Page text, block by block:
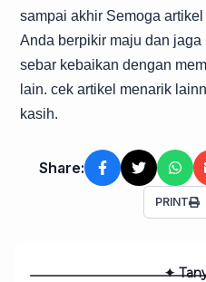
sampai akhir Semoga
Anda berpikir maju dan
sebar kebaikan dengan
lain. cek artikel menarik
kasih.
Share:
PRINT
✦